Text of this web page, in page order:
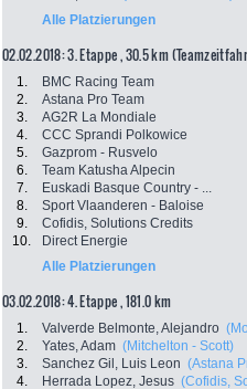
Alle Platzierungen
02.02.2018: 3. Etappe , 30.5 km
1. BMC Racing Team
2.
Astana Pro Team
3.
AG2R La Mondiale
4.
CCC Sprandi Polkowice
5.
Gazprom - Rusvelo
6.
Team Katusha Alpecin
7.
Euskadi Basque Country - ...
8.
Sport Vlaanderen - Baloise
9.
Cofidis, Solutions Credits
10.
Direct Energie
Alle Platzierungen
03.02.2018: 4. Etappe , 181.0 km
1. Valverde Belmonte, Alejandro
2.
Yates, Adam (Mitchelton - Scott)
3.
Sanchez Gil, Luis Leon (Astana
4.
Herrada Lopez, Jesus (Cofidis,